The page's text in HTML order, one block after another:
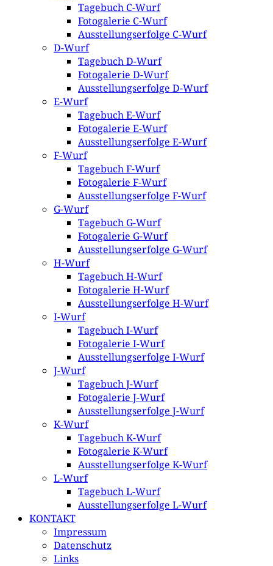
Tagebuch C-Wurf
Fotogalerie C-Wurf
Ausstellungserfolge C-Wurf
D-Wurf
Tagebuch D-Wurf
Fotogalerie D-Wurf
Ausstellungserfolge D-Wurf
E-Wurf
Tagebuch E-Wurf
Fotogalerie E-Wurf
Ausstellungserfolge E-Wurf
F-Wurf
Tagebuch F-Wurf
Fotogalerie F-Wurf
Ausstellungserfolge F-Wurf
G-Wurf
Tagebuch G-Wurf
Fotogalerie G-Wurf
Ausstellungserfolge G-Wurf
H-Wurf
Tagebuch H-Wurf
Fotogalerie H-Wurf
Ausstellungserfolge H-Wurf
I-Wurf
Tagebuch I-Wurf
Fotogalerie I-Wurf
Ausstellungserfolge I-Wurf
J-Wurf
Tagebuch J-Wurf
Fotogalerie J-Wurf
Ausstellungserfolge J-Wurf
K-Wurf
Tagebuch K-Wurf
Fotogalerie K-Wurf
Ausstellungserfolge K-Wurf
L-Wurf
Tagebuch L-Wurf
Ausstellungserfolge L-Wurf
KONTAKT
Impressum
Datenschutz
Links